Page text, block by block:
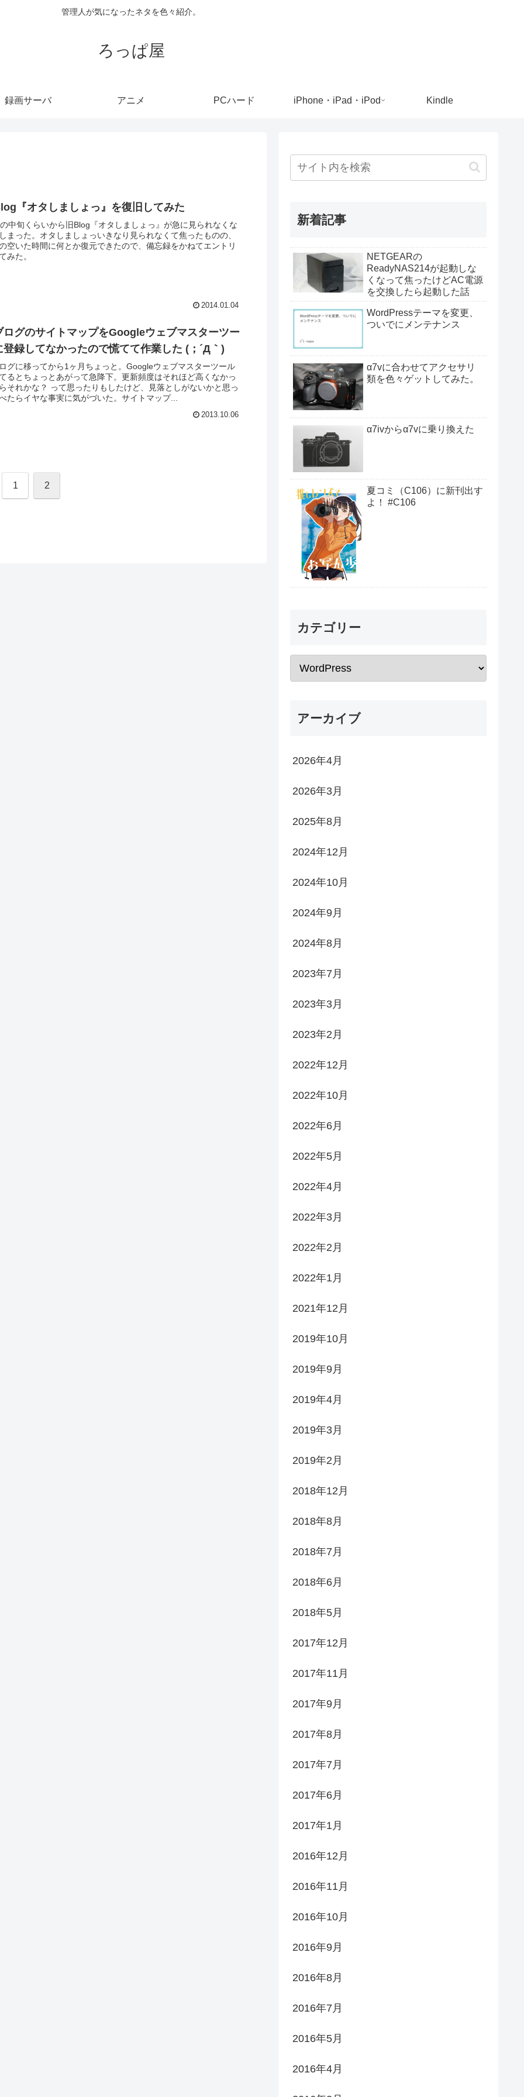
管理人が気になったネタを色々紹介。
ろっぱ屋
録画サーバ アニメ PCハード iPhone・iPad・iPod Kindle
『オタしましょっ』を復旧してみた
中旬くらいから旧Blog『オタしましょっ』が急に見られなくな
まった。オタしましょっいきなり見られなくて焦ったものの、
空いた時間に何とか復元できたので、備忘録をかねてエントリ
みた。
2014.01.04
ログのサイトマップをGoogleウェブマスターツー
登録してなかったので慌てて作業した (；´Д｀)
グに移ってから1ヶ月ちょっと。Googleウェブマスターツール
るとちょっとあがって急降下。更新頻度はそれほど高くなかっ
それかな？ って思ったりもしたけど、見落としがないかと思っ
たらイヤな事実に気がづいた。サイトマップ...
2013.10.06
1 2
新着記事
NETGEARの
ReadyNAS214が起動しな
くなって焦ったけどAC電源
を交換したら起動した話
WordPressテーマを変更、
ついでにメンテナンス
α7vに合わせてアクセサリ
類を色々ゲットしてみた。
α7ivからα7vに乗り換えた
夏コミ（C106）に新刊出す
よ！ #C106
カテゴリー
アーカイブ
2026年4月
2026年3月
2025年8月
2024年12月
2024年10月
2024年9月
2024年8月
2023年7月
2023年3月
2023年2月
2022年12月
2022年10月
2022年6月
2022年5月
2022年4月
2022年3月
2022年2月
2022年1月
2021年12月
2019年10月
2019年9月
2019年4月
2019年3月
2019年2月
2018年12月
2018年8月
2018年7月
2018年6月
2018年5月
2017年12月
2017年11月
2017年9月
2017年8月
2017年7月
2017年6月
2017年1月
2016年12月
2016年11月
2016年10月
2016年9月
2016年8月
2016年7月
2016年5月
2016年4月